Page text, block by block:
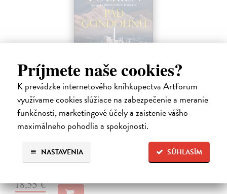
Príjmete naše cookies?
K prevádzke internetového kníhkupectva Artforum
využívame cookies slúžiace na zabezpečenie a meranie
funkčnosti, marketingové účely a zaistenie vášho
maximálneho pohodlia a spokojnosti.
SÚHLASÍM
NASTAVENIA
Pád Gondolinu
Tolkien J.R.R.
| Kniha
Legenda o páde Gondolinu hovorí o boji dvoch najväčších mocností
sveta. Zlo predstavuje Morgoth, najhorší zo všetkých, vodca
obrovských armád, ktoré riadi zo svojej železnej pevnosti.
Na sklade
18,55 €